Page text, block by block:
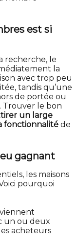
est si
recherche, le
la
avec trop peu
tandis qu’une
de portée ou
le bon
un large
fonctionnalité de
gagnant
les maisons
pourquoi
un ou deux
acheteurs